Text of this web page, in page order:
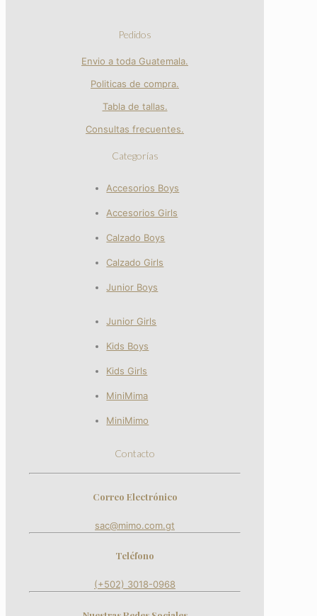
Pedidos
Envio a toda Guatemala.
Politicas de compra.
Tabla de tallas.
Consultas frecuentes.
Categorías
Accesorios Boys
Accesorios Girls
Calzado Boys
Calzado Girls
Junior Boys
Junior Girls
Kids Boys
Kids Girls
MiniMima
MiniMimo
Contacto
Correo Electrónico
sac@mimo.com.gt
Teléfono
(+502) 3018-0968